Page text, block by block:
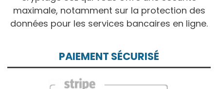
maximale, notamment sur la protection des
données pour les services bancaires en ligne.
PAIEMENT SÉCURISÉ